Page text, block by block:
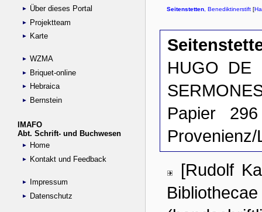
Über dieses Portal
Projektteam
Karte
WZMA
Briquet-online
Hebraica
Bernstein
IMAFO
Abt. Schrift- und Buchwesen
Home
Kontakt und Feedback
Impressum
Datenschutz